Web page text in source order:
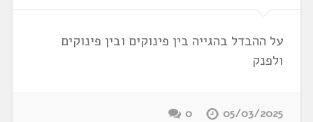
על ההבדל בהגייה בין פינוקים ובין פינוקים
ולפנק
05/03/2025
0